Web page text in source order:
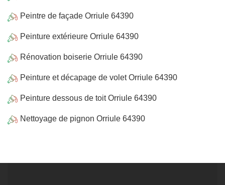
Peintre de façade Orriule 64390
Peinture extérieure Orriule 64390
Rénovation boiserie Orriule 64390
Peinture et décapage de volet Orriule 64390
Peinture dessous de toit Orriule 64390
Nettoyage de pignon Orriule 64390